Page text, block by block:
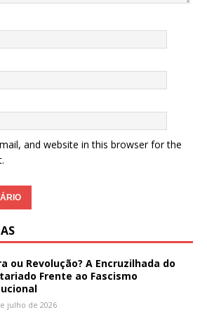
and website in this browser for the
ou Revolução? A Encruzilhada do
Frente ao Fascismo
julho de 2026